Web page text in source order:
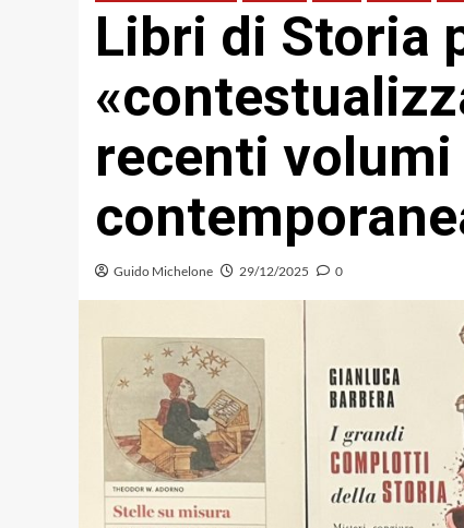
Libri di Storia
recenti
Guido Michelone 29/12/2025 0